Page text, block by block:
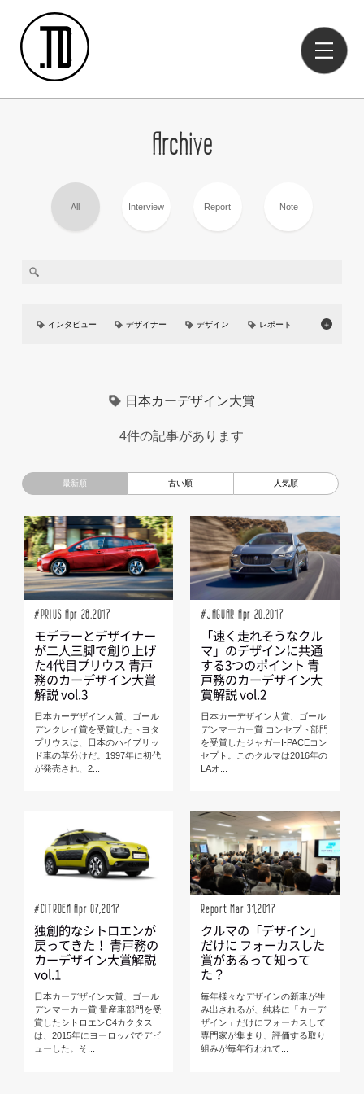
Archive
All Interview Report Note
＋
インタビュー デザイナー デザイン レポート
電動キックスクーター CAR STYLING
日本カーデザイン大賞
4件の記事があります
#PRIUS Apr 28,2017
モデラーとデザイナー
が二人三脚で創り上げ
た4代目プリウス 青戸
務のカーデザイン大賞
解説 vol.3
日本カーデザイン大賞、ゴール
デンクレイ賞を受賞したトヨタ
プリウスは、日本のハイブリッ
ド車の草分けだ。1997年に初代
が発売され、2...
#JAGUAR Apr 20,2017
「速く走れそうなクル
マ」のデザインに共通
する3つのポイント 青
戸務のカーデザイン大
賞解説 vol.2
日本カーデザイン大賞、ゴール
デンマーカー賞 コンセプト部門
を受賞したジャガーI-PACEコン
セプト。このクルマは2016年の
LAオ...
#CITROEN Apr 07,2017
独創的なシトロエンが
戻ってきた！ 青戸務の
カーデザイン大賞解説
vol.1
日本カーデザイン大賞、ゴール
デンマーカー賞 量産車部門を受
賞したシトロエンC4カクタス
は、2015年にヨーロッパでデビ
ューした。そ...
Report Mar 31,2017
クルマの「デザイン」
だけに フォーカスした
賞があるって知って
た？
毎年様々なデザインの新車が生
み出されるが、純粋に「カーデ
ザイン」だけにフォーカスして
専門家が集まり、評価する取り
組みが毎年行われて...